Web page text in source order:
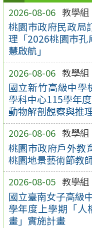
2026-08-06 教學組
桃園市政府民政局
理「2026桃園市
慧啟航」
2026-08-06 教學組
國立新竹高級中學
學科中心115學年
動物解剖觀察與推
2026-08-06 教學組
桃園市政府戶外教
桃園地景藝術節教
2026-08-05 教學組
國立臺南女子高級
學年度上學期「人
畫」實施計畫